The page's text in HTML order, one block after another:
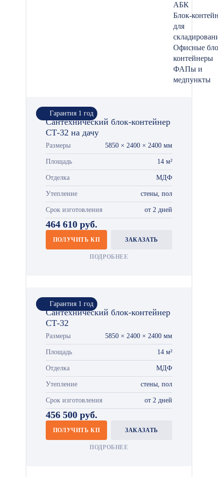
АБК
Блок-
для
Офисные
контейнеры
ФАПы и
медпункты
Гарантия 1 год
Сантехнический блок-контейнер
СТ-32 на дачу
Размеры 5850 × 2400 × 2400 мм
Площадь 14 м²
Отделка МДФ
Утепление стены, пол
Срок изготовления от 2 дней
464 610 руб.
ПОЛУЧИТЬ КП ЗАКАЗАТЬ
ПОДРОБНЕЕ
Гарантия 1 год
Сантехнический блок-контейнер
СТ-32
Размеры 5850 × 2400 × 2400 мм
Площадь 14 м²
Отделка МДФ
Утепление стены, пол
Срок изготовления от 2 дней
456 500 руб.
ПОЛУЧИТЬ КП ЗАКАЗАТЬ
ПОДРОБНЕЕ